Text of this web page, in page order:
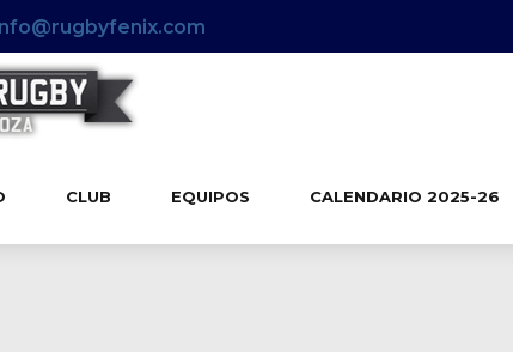
CLUB EQUIPOS CALENDARIO 2025-26